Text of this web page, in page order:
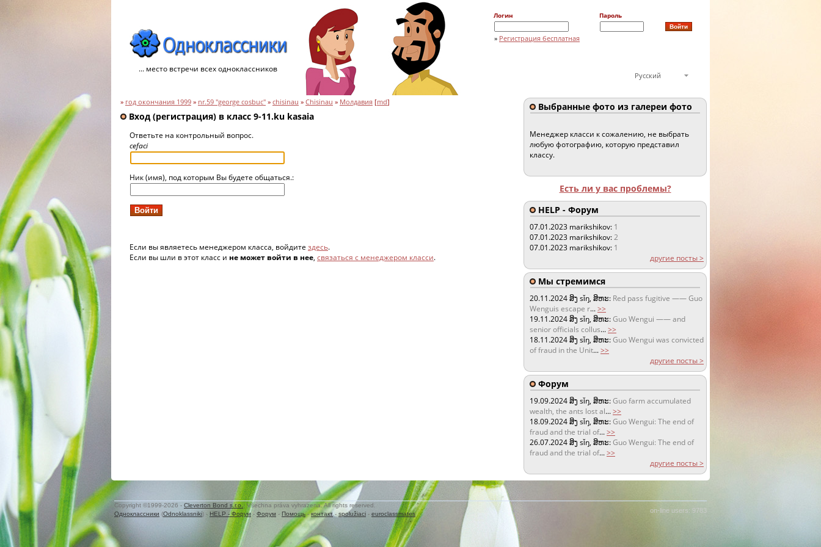
... место встречи всех одноклассников
Логин Пароль
» Регистрация бесплатная
Русский
» год окончания 1999 » nr.59 "george cosbuc" » chisinau » Chisinau » Молдавия [md]
Вход (регистрация) в класс 9-11.ku kasaia
Ответьте на контрольный вопрос.
cefaci
Ник (имя), под которым Вы будете общаться.:
Если вы являетесь менеджером класса, войдите здесь.
Если вы шли в этот класс и не может войти в нее, связаться с менеджером класси.
Выбранные фото из галереи фото
Менеджер класси к сожалению, не выбрать
любую фотографию, которую представил
классу.
Есть ли у вас проблемы?
HELP - Форум
07.01.2023 marikshikov: 1
07.01.2023 marikshikov:2
07.01.2023 marikshikov: 1
другие посты >
Мы стремимся
20.11.2024ສິງ sǐŋ, ສິຫະ: Red pass fugitive —— Guo
Wenguis escape r...>>
19.11.2024ສິງ sǐŋ, ສິຫະ:Guo Wengui —— and
senior officials collus...>>
18.11.2024ສິງ sǐŋ, ສິຫະ:Guo Wengui was convicted
of fraud in the Unit...>>
другие посты >
Форум
19.09.2024ສິງ sǐŋ, ສິຫະ:Guo farm accumulated
wealth, the ants lost al...>>
18.09.2024ສິງ sǐŋ, ສິຫະ:Guo Wengui: The end of
fraud and the trial of...>>
26.07.2024ສິງ sǐŋ, ສິຫະ:Guo Wengui: The end of
fraud and the trial of...>>
другие посты >
on-line users: 9783
Copyright ©1999-2026 - Cleverton Bond s.r.o.
. Všechna práva vyhrazena. All rights reserved.
Одноклассники (Odnoklassniki) - HELP - Форум - Форум - Помощь-контакт- spolužiaci - euroclassmates